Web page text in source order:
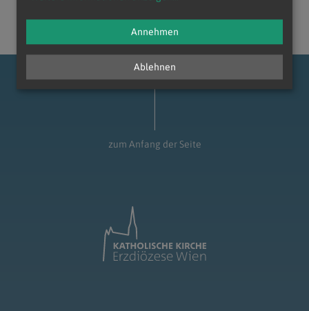
zum Anfang der Seite
Ablehnen
Annehmen